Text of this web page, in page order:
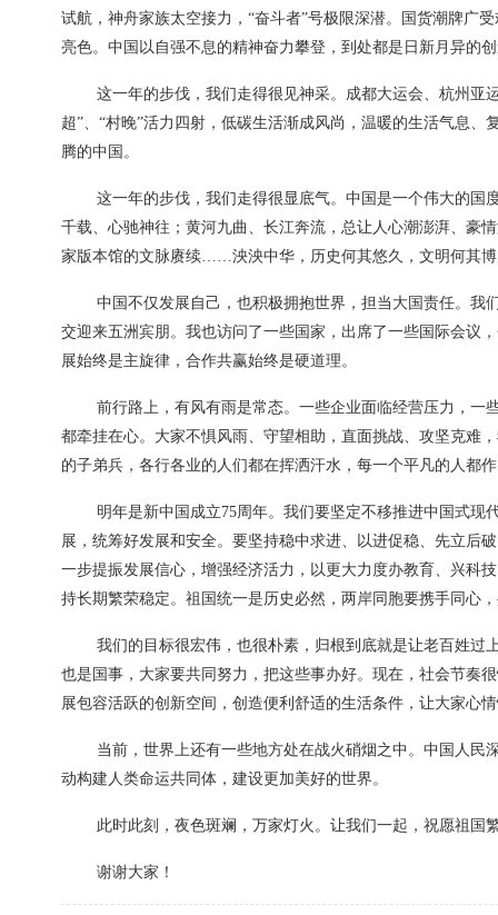
试航，神舟家族太空接力，“奋斗者”号极限深潜。国货潮牌广
亮色。中国以自强不息的精神奋力攀登，到处都是日新月异的
这一年的步伐，我们走得很见神采。成都大运会、杭州亚
超”、“村晚”活力四射，低碳生活渐成风尚，温暖的生活气息
腾的中国。
这一年的步伐，我们走得很显底气。中国是一个伟大的国
千载、心驰神往；黄河九曲、长江奔流，总让人心潮澎湃、豪
家版本馆的文脉赓续……泱泱中华，历史何其悠久，文明何其
中国不仅发展自己，也积极拥抱世界，担当大国责任。我
交迎来五洲宾朋。我也访问了一些国家，出席了一些国际会议
展始终是主旋律，合作共赢始终是硬道理。
前行路上，有风有雨是常态。一些企业面临经营压力，一
都牵挂在心。大家不惧风雨、守望相助，直面挑战、攻坚克难
的子弟兵，各行各业的人们都在挥洒汗水，每一个平凡的人都
明年是新中国成立75周年。我们要坚定不移推进中国式
展，统筹好发展和安全。要坚持稳中求进、以进促稳、先立后
一步提振发展信心，增强经济活力，以更大力度办教育、兴科
持长期繁荣稳定。祖国统一是历史必然，两岸同胞要携手同心
我们的目标很宏伟，也很朴素，归根到底就是让老百姓过
也是国事，大家要共同努力，把这些事办好。现在，社会节奏
展包容活跃的创新空间，创造便利舒适的生活条件，让大家心
当前，世界上还有一些地方处在战火硝烟之中。中国人
动构建人类命运共同体，建设更加美好的世界。
此时此刻，夜色斑斓，万家灯火。让我们一起，祝愿祖
谢谢大家！